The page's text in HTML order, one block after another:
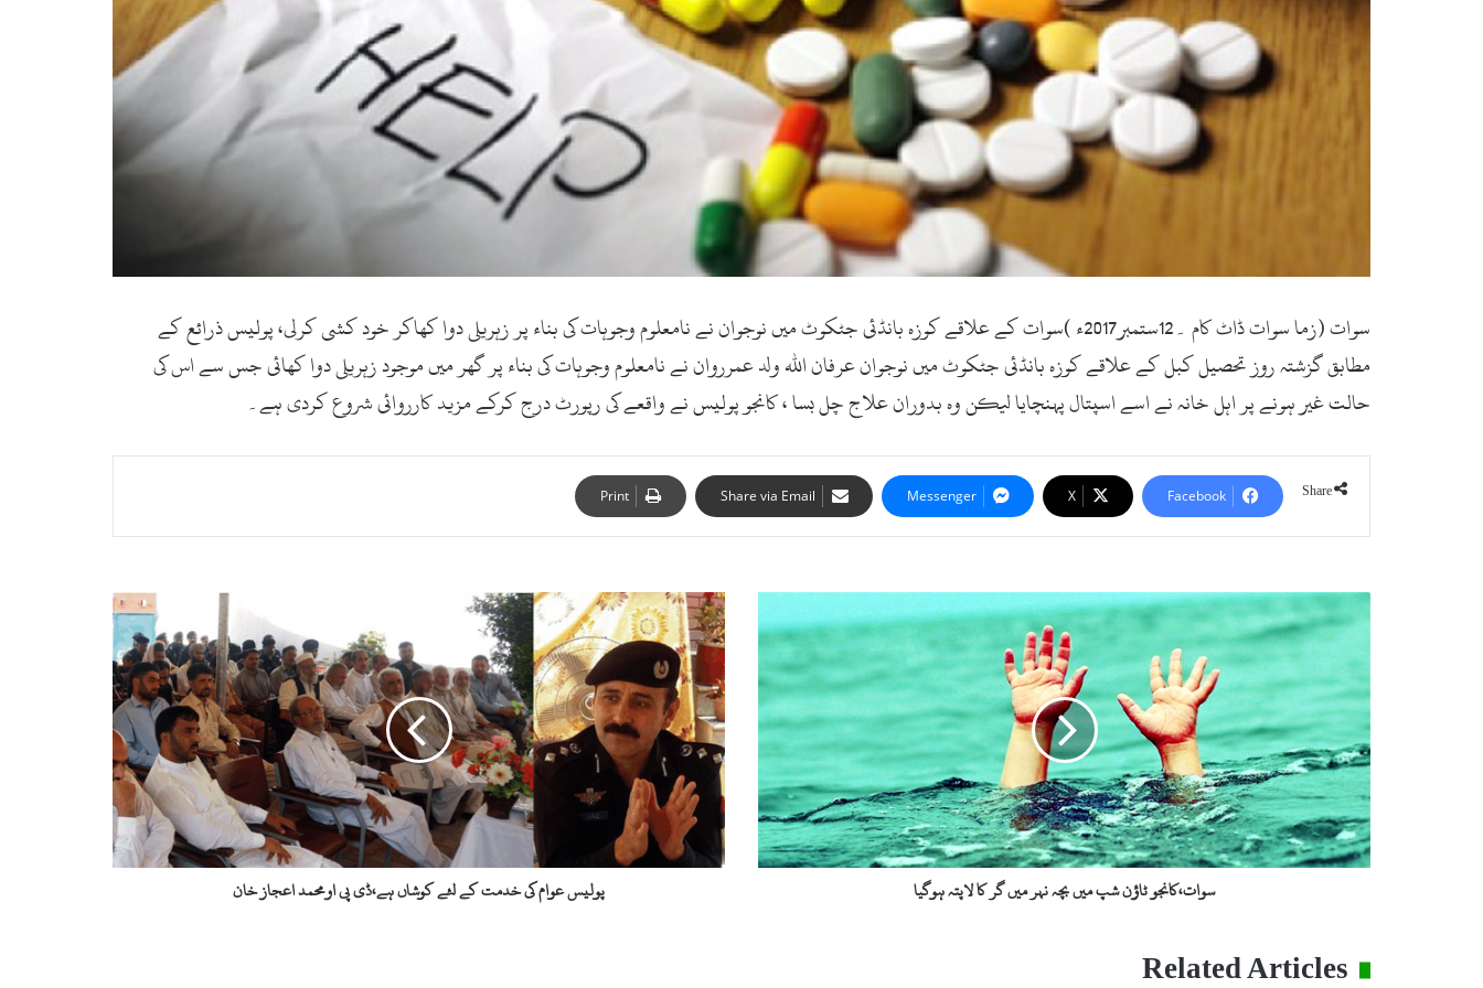
سوات (زما سوات ڈاٹ کام ۔12ستمبر2017ء )سوات کے علاقے کوزہ بانڈئی جٹکوٹ میں نوجوان نے نامعلوم وجوہات کی بناء پر زہریلی دوا کھاکر خود کشی کرلی، پولیس ذرائع کے
مطابق گزشتہ روز تحصیل کبل کے علاقے کوزہ بانڈئی جٹکوٹ میں نوجوان عرفان اللہ ولد عمرروان نے نامعلوم وجوہات کی بناء پر گھر میں موجود زہریلی دوا کھائی جس سے اس کی
حالت غیر ہونے پر اہل خانہ نے اسے اسپتال پہنچایا لیکن وہ بدوران علاج چل بسا ، کانجو پولیس نے واقعے کی رپورٹ درج کرکے مزید کارروائی شروع کردی ہے۔
Share
Facebook
X
Messenger
Share via Email
Print
س
و
ت
،
ک
ا
ن
ج
و
ٹ
ا
م
سوات،کانجو ٹاؤن شپ میں بچہ نہر میں گر کا لاپتہ ہوگیا
پ
و
ل
ی
س
ع
و
ا
م
ک
ی
خ
پولیس عوام کی خدمت کے لئے کوشاں ہے،ڈی پی اومحمد اعجاز خان
Related Articles